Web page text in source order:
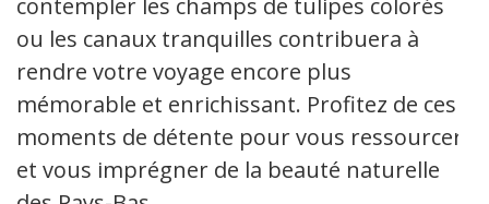
ou les canaux tranquilles contribuera à
rendre votre voyage encore plus
mémorable et enrichissant. Profitez de ces
moments de détente pour vous ressourcer
et vous imprégner de la beauté naturelle